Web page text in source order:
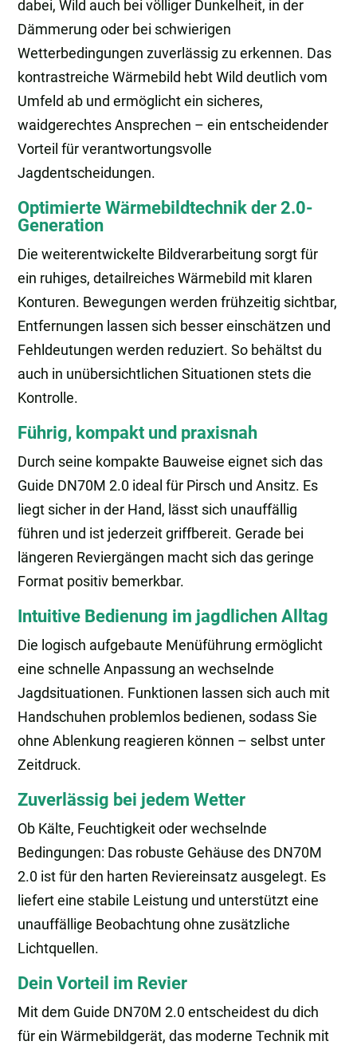
dabei, Wild auch bei völliger Dunkelheit, in der
Dämmerung oder bei schwierigen
Wetterbedingungen zuverlässig zu erkennen. Das
kontrastreiche Wärmebild hebt Wild deutlich vom
Umfeld ab und ermöglicht ein sicheres,
waidgerechtes Ansprechen – ein entscheidender
Vorteil für verantwortungsvolle
Jagdentscheidungen.
Optimierte Wärmebildtechnik der 2.0-
Generation
Die weiterentwickelte Bildverarbeitung sorgt für
ein ruhiges, detailreiches Wärmebild mit klaren
Konturen. Bewegungen werden frühzeitig sichtbar,
Entfernungen lassen sich besser einschätzen und
Fehldeutungen werden reduziert. So behältst du
auch in unübersichtlichen Situationen stets die
Kontrolle.
Führig, kompakt und praxisnah
Durch seine kompakte Bauweise eignet sich das
Guide DN70M 2.0 ideal für Pirsch und Ansitz. Es
liegt sicher in der Hand, lässt sich unauffällig
führen und ist jederzeit griffbereit. Gerade bei
längeren Reviergängen macht sich das geringe
Format positiv bemerkbar.
Intuitive Bedienung im jagdlichen Alltag
Die logisch aufgebaute Menüführung ermöglicht
eine schnelle Anpassung an wechselnde
Jagdsituationen. Funktionen lassen sich auch mit
Handschuhen problemlos bedienen, sodass Sie
ohne Ablenkung reagieren können – selbst unter
Zeitdruck.
Zuverlässig bei jedem Wetter
Ob Kälte, Feuchtigkeit oder wechselnde
Bedingungen: Das robuste Gehäuse des DN70M
2.0 ist für den harten Reviereinsatz ausgelegt. Es
liefert eine stabile Leistung und unterstützt eine
unauffällige Beobachtung ohne zusätzliche
Lichtquellen.
Dein Vorteil im Revier
Mit dem Guide DN70M 2.0 entscheidest du dich
für ein Wärmebildgerät, das moderne Technik mit